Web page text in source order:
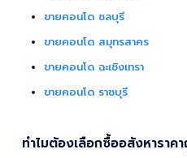
ขายคอนโด ชลบุรี
ขายคอนโด สมุทรสาคร
ขายคอนโด ฉะเชิงเทรา
ขายคอนโด ราชบุรี
ทำไมต้องเลือกซื้ออสังหารา